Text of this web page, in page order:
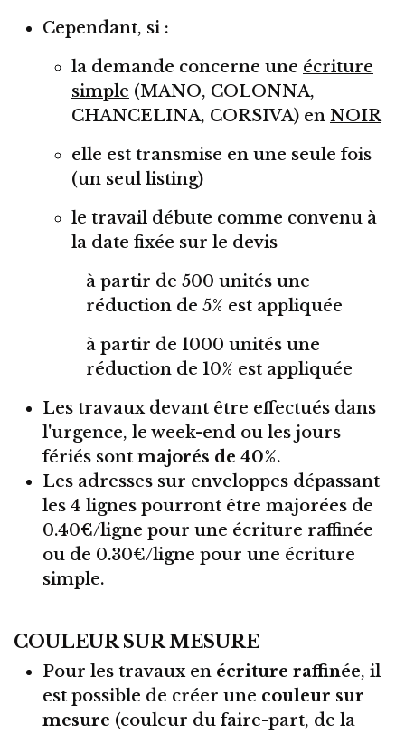
Cependant, si :
la demande concerne une écriture
simple (MANO, COLONNA,
CHANCELINA, CORSIVA) en NOIR
elle est transmise en une seule fois
(un seul listing)
le travail débute comme convenu à
la date fixée sur le devis
à partir de 500 unités une
réduction de 5% est appliquée
à partir de 1000 unités une
réduction de 10% est appliquée
Les travaux devant être effectués dans
l'urgence, le week-end ou les jours
fériés sont majorés de 40%.
Les adresses sur enveloppes dépassant
les 4 lignes pourront être majorées de
0.40€/ligne pour une écriture raffinée
ou de 0.30€/ligne pour une écriture
simple.
COULEUR SUR MESURE
Pour les travaux en écriture raffinée, il
est possible de créer une couleur sur
mesure (couleur du faire-part, de la